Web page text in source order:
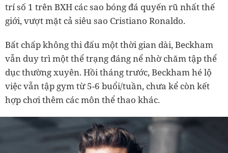
trí số 1 trên BXH các sao bóng đá quyến rũ nhất thế
giới, vượt mặt cả siêu sao Cristiano Ronaldo.
Bất chấp không thi đấu một thời gian dài, Beckham
vẫn duy trì một thể trạng đáng nể nhờ chăm tập thể
dục thường xuyên. Hồi tháng trước, Beckham hé lộ
việc vẫn tập gym từ 5-6 buổi/tuần, chưa kể còn kết
hợp chơi thêm các môn thể thao khác.